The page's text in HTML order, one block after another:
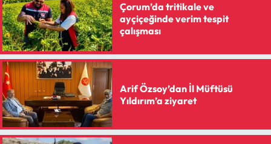
Çorum’da tritikale ve
ayçiçeğinde verim tespit
çalışması
Arif Özsoy’dan İl Müftüsü
Yıldırım’a ziyaret